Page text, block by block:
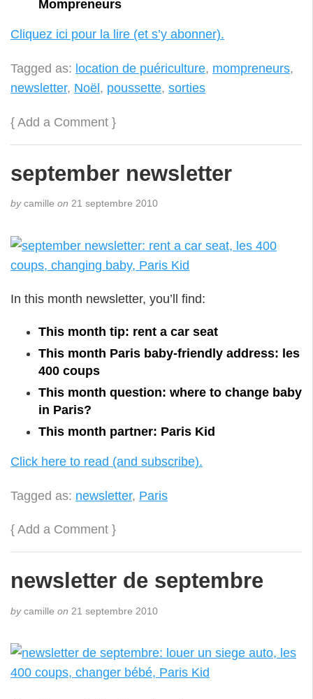
Mompreneurs
Cliquez ici pour la lire (et s’y abonner).
Tagged as: location de puériculture, mompreneurs,
newsletter, Noël, poussette, sorties
{ Add a Comment }
september newsletter
bycamille on 21 septembre 2010
In this month newsletter, you’ll find:
This month tip: rent a car seat
This month Paris baby-friendly address: les
400 coups
This month question: where to change baby
in Paris?
This month partner: Paris Kid
Click here to read (and subscribe).
Tagged as: newsletter, Paris
{ Add a Comment }
newsletter de septembre
bycamille on 21 septembre 2010